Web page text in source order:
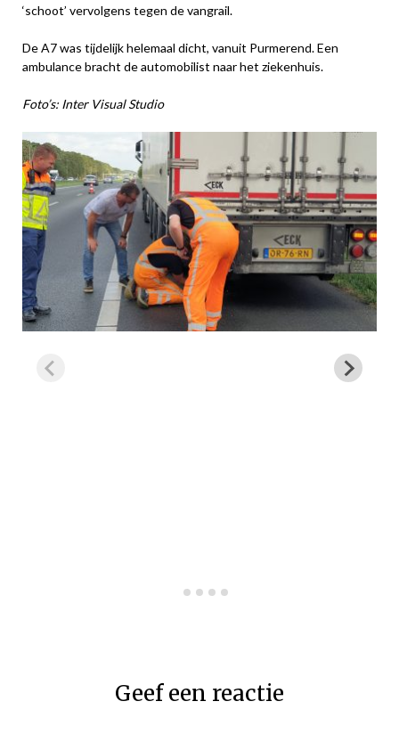
‘schoot’ vervolgens tegen de vangrail.
De A7 was tijdelijk helemaal dicht, vanuit Purmerend. Een
ambulance bracht de automobilist naar het ziekenhuis.
Foto’s: Inter Visual Studio
Geef een reactie